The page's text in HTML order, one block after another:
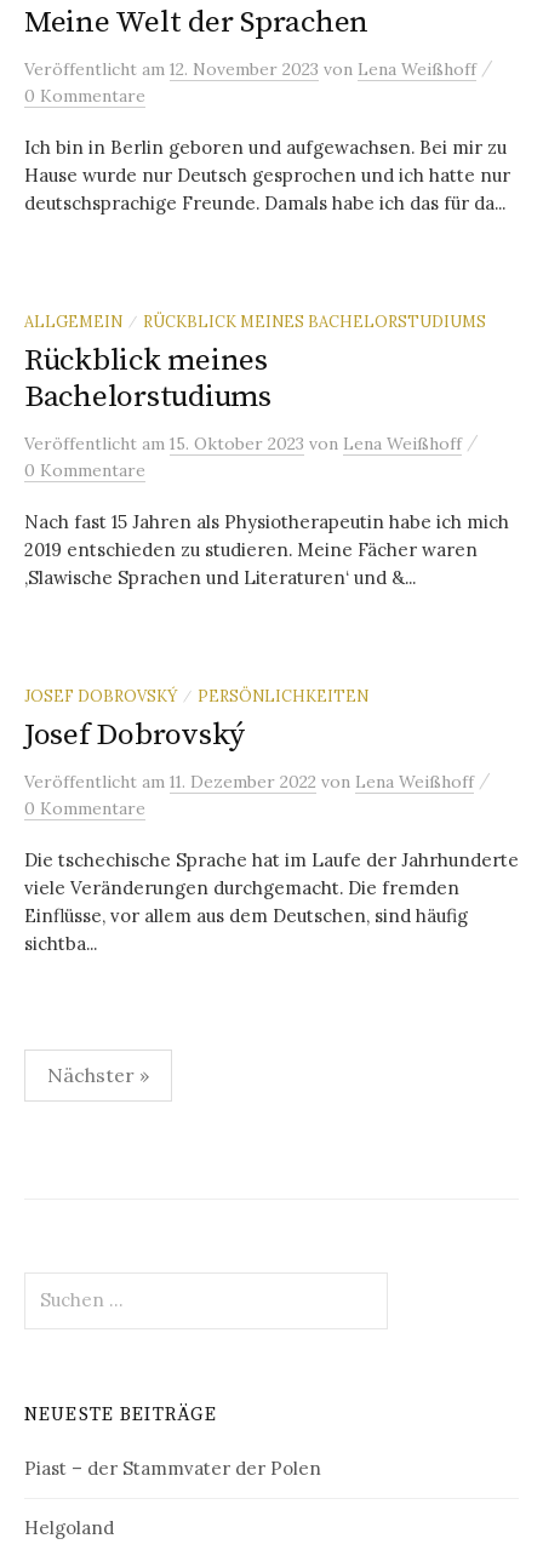
Meine Welt der Sprachen
Veröffentlicht am 12. November 2023 von Lena Weißhoff /
0 Kommentare
Ich bin in Berlin geboren und aufgewachsen. Bei mir zu
Hause wurde nur Deutsch gesprochen und ich hatte nur
deutschsprachige Freunde. Damals habe ich das für da...
ALLGEMEIN / RÜCKBLICK MEINES BACHELORSTUDIUMS
Rückblick meines
Bachelorstudiums
Veröffentlicht am 15. Oktober 2023 von Lena Weißhoff /
0 Kommentare
Nach fast 15 Jahren als Physiotherapeutin habe ich mich
2019 entschieden zu studieren. Meine Fächer waren
‚Slawische Sprachen und Literaturen‘ und &...
JOSEF DOBROVSKÝ / PERSÖNLICHKEITEN
Josef Dobrovský
Veröffentlicht am 11. Dezember 2022 von Lena Weißhoff /
0 Kommentare
Die tschechische Sprache hat im Laufe der Jahrhunderte
viele Veränderungen durchgemacht. Die fremden
Einflüsse, vor allem aus dem Deutschen, sind häufig
sichtba...
Seitennummerierung
der
Nächster »
nach:
NEUESTE BEITRÄGE
Piast – der Stammvater der Polen
Helgoland